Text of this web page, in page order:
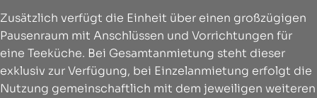
Zusätzlich verfügt die Einheit über einen großzügigen
Pausenraum mit Anschlüssen und Vorrichtungen für
eine Teeküche. Bei Gesamtanmietung steht dieser
exklusiv zur Verfügung, bei Einzelanmietung erfolgt die
Nutzung gemeinschaftlich mit dem jeweiligen weiteren